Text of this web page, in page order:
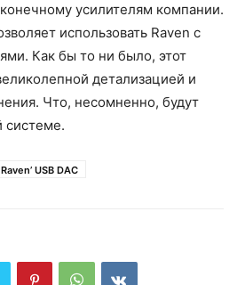
усилителям компании.
использовать Raven с
Как бы то ни было, этот
детализацией и
Что, несомненно, будут
системе.
USB DAC